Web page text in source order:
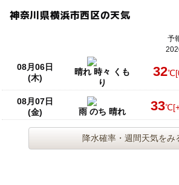
神奈川県横浜市西区の天気
予
08月06日
(木)
晴れ 時々 くも
り
32℃
08月07日
(金)
雨 のち 晴れ 33℃
降水確率・週間天気をみ